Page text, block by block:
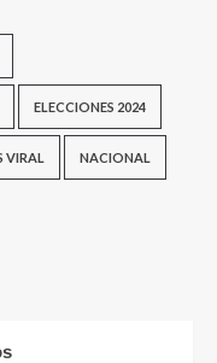
ELECCIONES 2024
VIRAL NACIONAL